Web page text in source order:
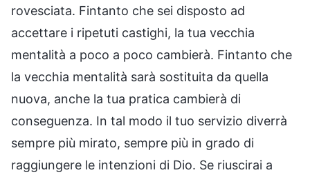
rovesciata. Fintanto che sei disposto ad
accettare i ripetuti castighi, la tua vecchia
mentalità a poco a poco cambierà. Fintanto che
la vecchia mentalità sarà sostituita da quella
nuova, anche la tua pratica cambierà di
conseguenza. In tal modo il tuo servizio diverrà
sempre più mirato, sempre più in grado di
raggiungere le intenzioni di Dio. Se riuscirai a